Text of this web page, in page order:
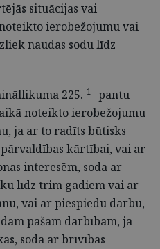
situācijas vai
ierobežojumu vai
naudas sodu līdz
225. 1
pantu
noteikto ierobežojumu
ja ar to radīts būtisks
kārtībai, vai ar
interesēm, soda ar
līdz trim gadiem vai ar
vai ar piespiedu darbu,
pašām darbībām, ja
soda ar brīvības